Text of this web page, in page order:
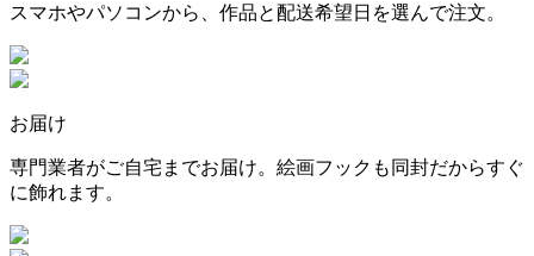
スマホやパソコンから、作品と配送希望日を選んで注文。
お届け
専門業者がご自宅までお届け。絵画フックも同封だからすぐ
に飾れます。